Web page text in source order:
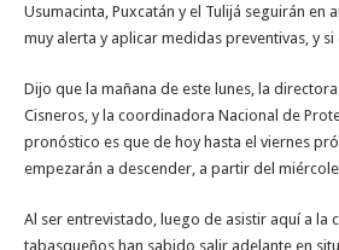
Usumacinta, Puxcatán y el Tulijá seguirán
muy alerta y aplicar medidas preventivas, y
Dijo que la mañana de este lunes, la
Cisneros, y la coordinadora Nacional de
pronóstico es que de hoy hasta el viernes
empezarán a descender, a partir del
Al ser entrevistado, luego de asistir aquí a la
tabasqueños han sabido salir adelante en